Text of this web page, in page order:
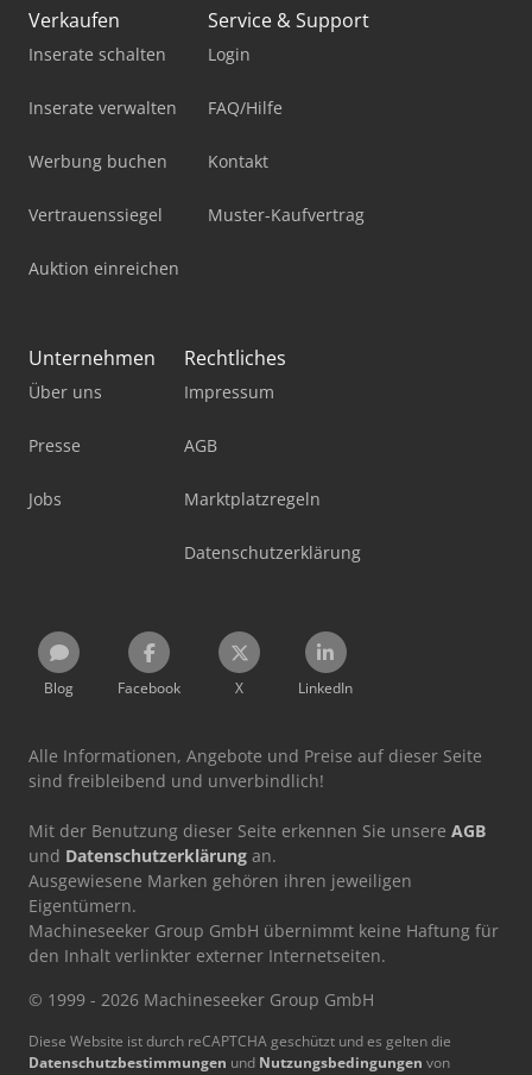
Verkaufen
Inserate schalten
Inserate verwalten
Werbung buchen
Vertrauenssiegel
Auktion einreichen
Service & Support
Login
FAQ/Hilfe
Kontakt
Muster-Kaufvertrag
Unternehmen
Über uns
Presse
Jobs
Rechtliches
Impressum
AGB
Marktplatzregeln
Datenschutzerklärung
Blog Facebook X LinkedIn
Alle Informationen, Angebote und Preise auf dieser Seite
sind freibleibend und unverbindlich!
Mit der Benutzung dieser Seite erkennen Sie unsere AGB
und Datenschutzerklärung an.
Ausgewiesene Marken gehören ihren jeweiligen
Eigentümern.
Machineseeker Group GmbH übernimmt keine Haftung für
den Inhalt verlinkter externer Internetseiten.
© 1999 - 2026 Machineseeker Group GmbH
Diese Website ist durch reCAPTCHA geschützt und es gelten die
Datenschutzbestimmungen und Nutzungsbedingungen von